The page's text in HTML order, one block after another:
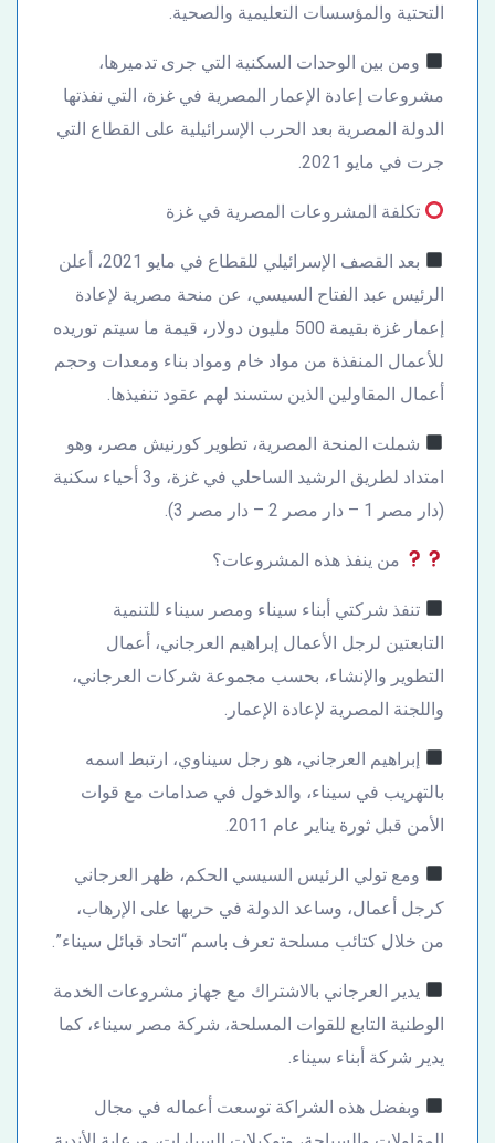
التحتية والمؤسسات التعليمية والصحية.
ومن بين الوحدات السكنية التي جرى تدميرها،
مشروعات إعادة الإعمار المصرية في غزة، التي نفذتها
الدولة المصرية بعد الحرب الإسرائيلية على القطاع التي
جرت في مايو 2021.
تكلفة المشروعات المصرية في غزة
بعد القصف الإسرائيلي للقطاع في مايو 2021، أعلن
الرئيس عبد الفتاح السيسي، عن منحة مصرية لإعادة
إعمار غزة بقيمة 500 مليون دولار، قيمة ما سيتم توريده
للأعمال المنفذة من مواد خام ومواد بناء ومعدات وحجم
أعمال المقاولين الذين ستسند لهم عقود تنفيذها.
شملت المنحة المصرية، تطوير كورنيش مصر، وهو
امتداد لطريق الرشيد الساحلي في غزة، و3 أحياء سكنية
(دار مصر 1 – دار مصر 2 – دار مصر 3).
من ينفذ هذه المشروعات؟
تنفذ شركتي أبناء سيناء ومصر سيناء للتنمية
التابعتين لرجل الأعمال إبراهيم العرجاني، أعمال
التطوير والإنشاء، بحسب مجموعة شركات العرجاني،
واللجنة المصرية لإعادة الإعمار.
إبراهيم العرجاني، هو رجل سيناوي، ارتبط اسمه
بالتهريب في سيناء، والدخول في صدامات مع قوات
الأمن قبل ثورة يناير عام 2011.
ومع تولي الرئيس السيسي الحكم، ظهر العرجاني
كرجل أعمال، وساعد الدولة في حربها على الإرهاب،
من خلال كتائب مسلحة تعرف باسم “اتحاد قبائل سيناء”.
يدير العرجاني بالاشتراك مع جهاز مشروعات الخدمة
الوطنية التابع للقوات المسلحة، شركة مصر سيناء، كما
يدير شركة أبناء سيناء.
وبفضل هذه الشراكة توسعت أعماله في مجال